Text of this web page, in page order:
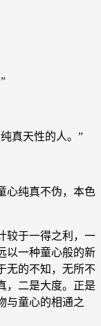
真天性的人。”
心纯真不伪，本色
较于一得之利，一
以一种童心般的新
无的不知，无所不
，二是大度。正是
与童心的相通之